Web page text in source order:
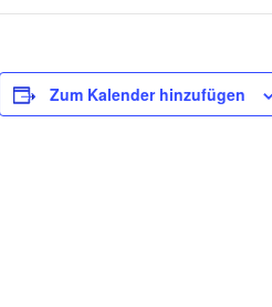
Zum Kalender hinzufügen